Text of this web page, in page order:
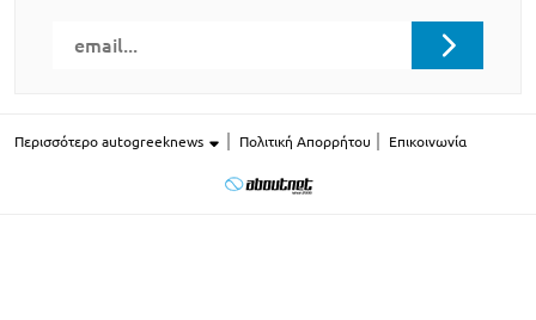
Περισσότερο autogreeknews Πολιτική Απορρήτου Επικοινωνία